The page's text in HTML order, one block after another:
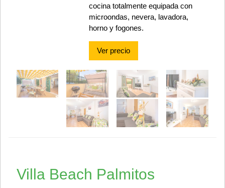
cocina totalmente equipada con
microondas, nevera, lavadora,
horno y fogones.
Ver precio
Villa Beach Palmitos